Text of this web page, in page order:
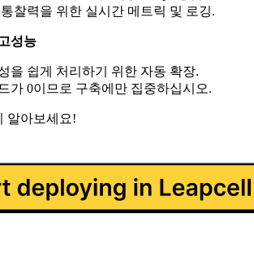
찰력을 위한 실시간 메트릭 및 로깅.
성능
을 쉽게 처리하기 위한 자동 확장.
가 0이므로 구축에만 집중하십시오.
알아보세요!